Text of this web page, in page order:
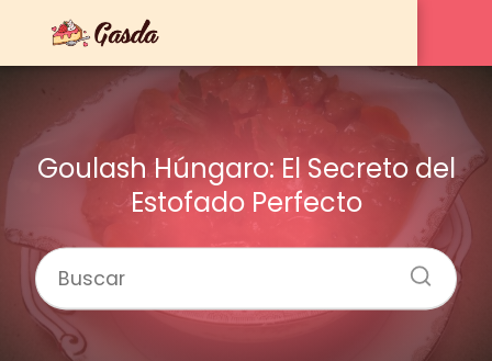
Goulash Húngaro: El Secreto del
Estofado Perfecto